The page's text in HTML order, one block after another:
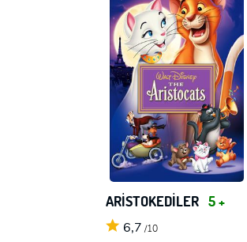
ARİSTOKEDİLER 5 +
6,7 /10